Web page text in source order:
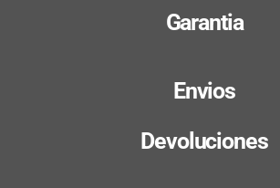
Garantia
Envios
Devoluciones